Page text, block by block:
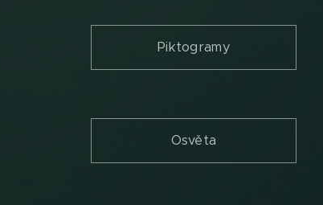
Piktogramy
Osvěta